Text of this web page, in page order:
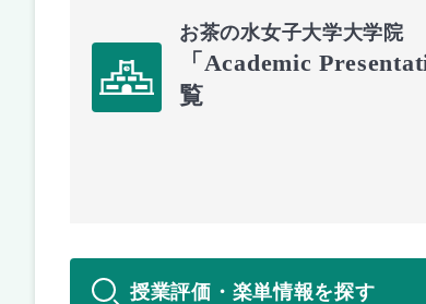
お茶の水女子大学大学院
「Academic
覧
授業評価・楽単情報を探す